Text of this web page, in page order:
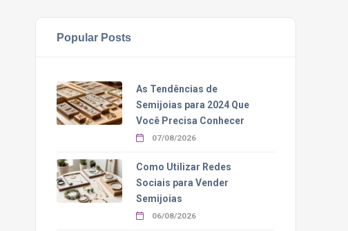
Popular Posts
As Tendências de
Semijoias para 2024 Que
Você Precisa Conhecer
07/08/2026
Como Utilizar Redes
Sociais para Vender
Semijoias
06/08/2026